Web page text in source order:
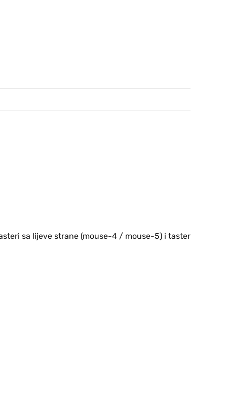
sa lijeve strane (mouse-4 / mouse-5) i taster